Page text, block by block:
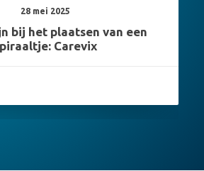
28 mei 2025
bij het plaatsen van een
Carevix